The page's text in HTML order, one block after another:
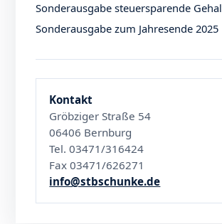
Sonderausgabe steuersparende
Sonderausgabe zum Jahresende 2025
Kontakt
Gröbziger Straße 54
06406 Bernburg
Tel. 03471/316424
Fax 03471/626271
info@stbschunke.de